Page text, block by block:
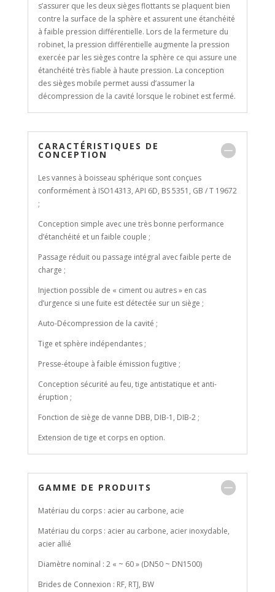
s’assurer que les deux sièges flottants se plaquent bien
contre la surface de la sphère et assurent une étanchéité
à faible pression différentielle. Lors de la fermeture du
robinet, la pression différentielle augmente la pression
exercée par les sièges contre la sphère ce qui assure une
étanchéité très fiable à haute pression. La conception
des sièges mobile permet aussi d’assumer la
décompression de la cavité lorsque le robinet est fermé.
CARACTÉRISTIQUES DE
CONCEPTION
Les vannes à boisseau sphérique sont conçues
conformément à ISO14313, API 6D, BS 5351, GB / T 19672
;
Conception simple avec une très bonne performance
d’étanchéité et un faible couple ;
Passage réduit ou passage intégral avec faible perte de
charge ;
Injection possible de « ciment ou autres » en cas
d’urgence si une fuite est détectée sur un siège ;
Auto-Décompression de la cavité ;
Tige et sphère indépendantes ;
Presse-étoupe à faible émission fugitive ;
Conception sécurité au feu, tige antistatique et anti-
éruption ;
Fonction de siège de vanne DBB, DIB-1, DIB-2 ;
Extension de tige et corps en option.
GAMME DE PRODUITS
Matériau du corps : acier au carbone, acie
Matériau du corps : acier au carbone, acier inoxydable,
acier allié
Diamètre nominal : 2 « ~ 60 » (DN50 ~ DN1500)
Brides de Connexion : RF, RTJ, BW